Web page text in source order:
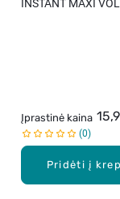
Pridėti į
INSTANT MAXI
Įprastinė kaina
0